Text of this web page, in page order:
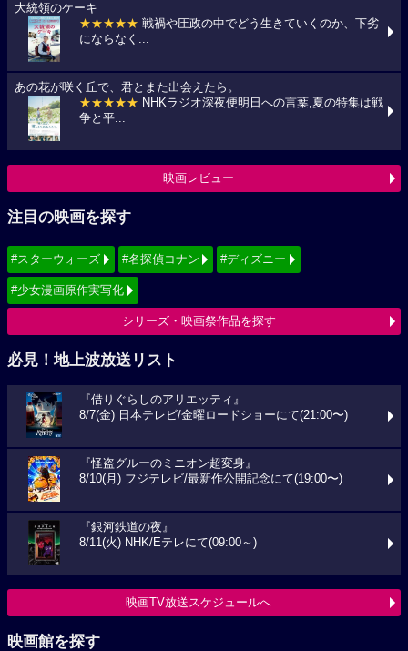
大統領のケーキ
★★★★★ 戦禍や圧政の中でどう生きていくのか、下劣
にならなく...
あの花が咲く丘で、君とまた出会えたら。
★★★★★ NHKラジオ深夜便明日への言葉,夏の特集は戦
争と平...
映画レビュー
注目の映画を探す
#スターウォーズ #名探偵コナン #ディズニー
#少女漫画原作実写化
シリーズ・映画祭作品を探す
必見！地上波放送リスト
『借りぐらしのアリエッティ』
8/7(金) 日本テレビ/金曜ロードショーにて(21:00〜)
『怪盗グルーのミニオン超変身』
8/10(月) フジテレビ/最新作公開記念にて(19:00〜)
『銀河鉄道の夜』
8/11(火) NHK/Eテレにて(09:00～)
映画TV放送スケジュールへ
映画館を探す